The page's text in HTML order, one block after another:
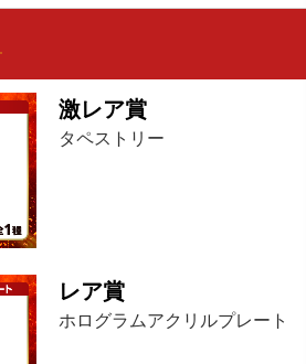
激レア賞
タペストリー
レア賞
ホログラムアクリルプレート